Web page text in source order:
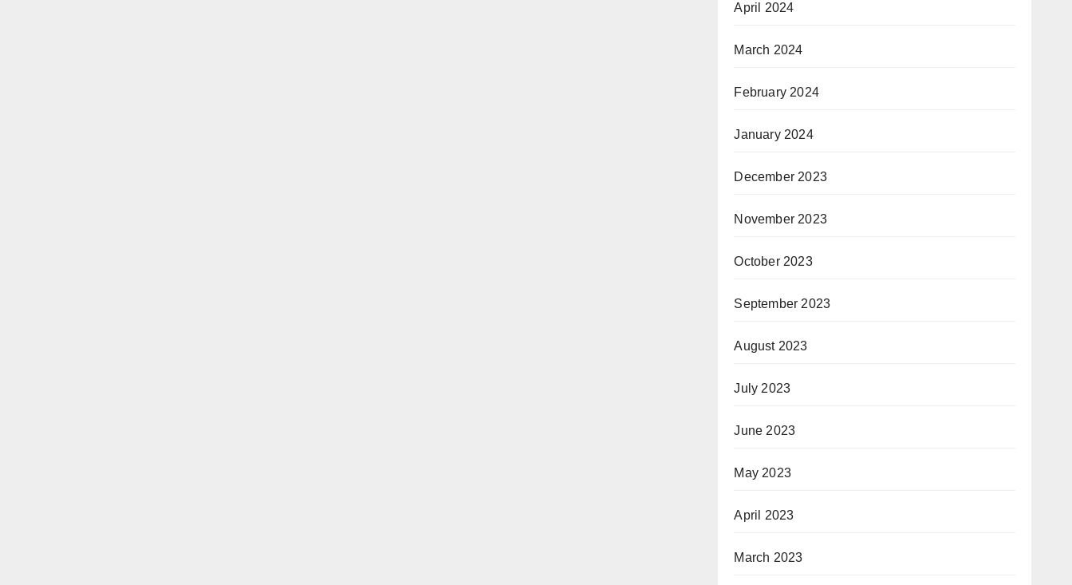
April 2024
March 2024
February 2024
January 2024
December 2023
November 2023
October 2023
September 2023
August 2023
July 2023
June 2023
May 2023
April 2023
March 2023